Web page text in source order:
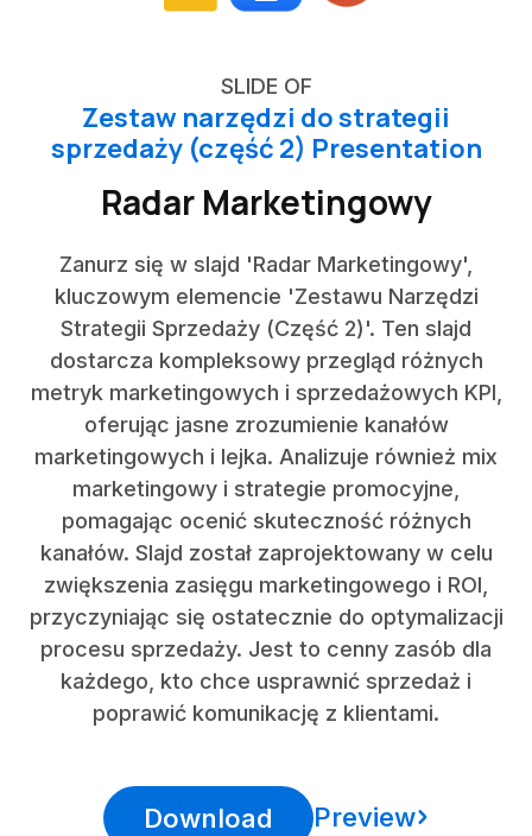
SLIDE OF
Zestaw narzędzi do strategii
sprzedaży (część 2) Presentation
Radar Marketingowy
Zanurz się w slajd 'Radar Marketingowy',
kluczowym elemencie 'Zestawu Narzędzi
Strategii Sprzedaży (Część 2)'. Ten slajd
dostarcza kompleksowy przegląd różnych
metryk marketingowych i sprzedażowych KPI,
oferując jasne zrozumienie kanałów
marketingowych i lejka. Analizuje również mix
marketingowy i strategie promocyjne,
pomagając ocenić skuteczność różnych
kanałów. Slajd został zaprojektowany w celu
zwiększenia zasięgu marketingowego i ROI,
przyczyniając się ostatecznie do optymalizacji
procesu sprzedaży. Jest to cenny zasób dla
każdego, kto chce usprawnić sprzedaż i
poprawić komunikację z klientami.
Download Preview